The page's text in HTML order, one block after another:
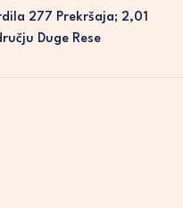
277 Prekršaja; 2,01
Duge Rese